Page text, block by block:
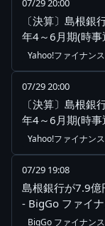
07/29 20:00
〔決算〕島根
年4～6月期(時事
Yahoo!ファイナンス
07/29 20:00
〔決算〕島根
年4～6月期(時事
Yahoo!ファイナンス
07/29 19:08
島根銀行が7.9億
- BigGo ファイ
BigGo ファイナンス